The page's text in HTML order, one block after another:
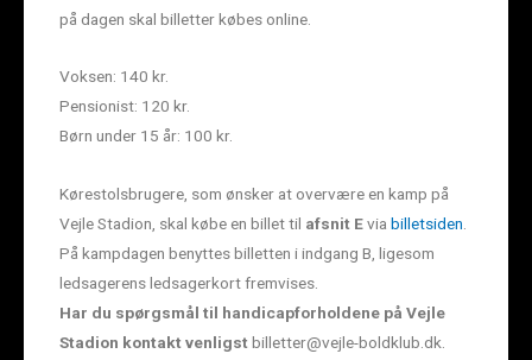
på dagen skal billetter købes online.
Voksen: 140 kr.
Pensionist: 120 kr.
Børn under 15 år: 100 kr.
Kørestolsbrugere, som ønsker at overvære en kamp på
Vejle Stadion, skal købe en billet til afsnit Evia billetsiden.
På kampdagen benyttes billetten i indgang B, ligesom
ledsagerens ledsagerkort fremvises.
Har du spørgsmål til handicapforholdene på Vejle
Stadion kontakt venligstbilletter@vejle-boldklub.dk.